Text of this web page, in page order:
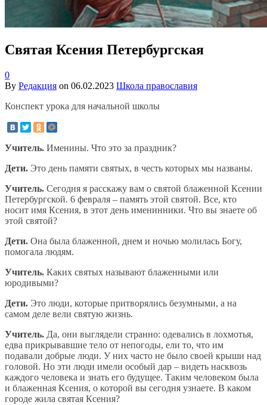
Святая Ксения Петербургская
0
By Редакция on 06.02.2023 Школа православия
Конспект урока для начальной школы
Учитель. Именины. Что это за праздник?
Дети. Это день памяти святых, в честь которых мы названы.
Учитель. Сегодня я расскажу вам о святой блаженной Ксении
Петербургской. 6 февраля – память этой святой. Все, кто
носит имя Ксения, в этот день именинники. Что вы знаете об
этой святой?
Дети. Она была блаженной, днем и ночью молилась Богу,
помогала людям.
Учитель. Каких святых называют блаженными или
юродивыми?
Дети. Это люди, которые притворялись безумными, а на
самом деле вели святую жизнь.
Учитель. Да, они выглядели странно: одевались в лохмотья,
едва прикрывавшие тело от непогоды, ели то, что им
подавали добрые люди. У них часто не было своей крыши над
головой. Но эти люди имели особый дар – видеть насквозь
каждого человека и знать его будущее. Таким человеком была
и блаженная Ксения, о которой вы сегодня узнаете. В каком
городе жила святая Ксения?